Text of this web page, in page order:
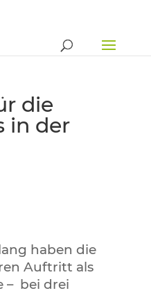
die
in der
haben die
Auftritt als
– bei drei